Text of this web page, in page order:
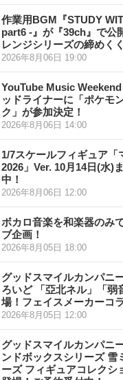
作業用BGM『STUDY
part6 -』が『39ch』で公
レンジシリーズの締めく
2026年8月06日 19:00
YouTube Music
ッドライナーに「ポケモ
ク」が参加決定！
2026年8月06日 14:00
1/7スケールフィギュア「
2026」Ver. 10月14日(水)
中！
2026年8月06日 12:00
ボカロ音楽を和楽器のみ
ブ企画！
2026年8月05日 18:00
グッドスマイルカンパニ
ろいど 「亞北ネル」「弱
場！フェイスメーカーコ
2026年8月05日 12:00
グッドスマイルカンパニ
ンドボックスシリーズ 雪
ーズ フィギュアコレクシ